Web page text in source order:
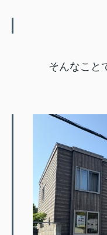
そんなこと